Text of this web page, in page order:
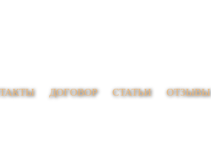
ДОГОВОР СТАТЬИ ОТЗЫВЫ